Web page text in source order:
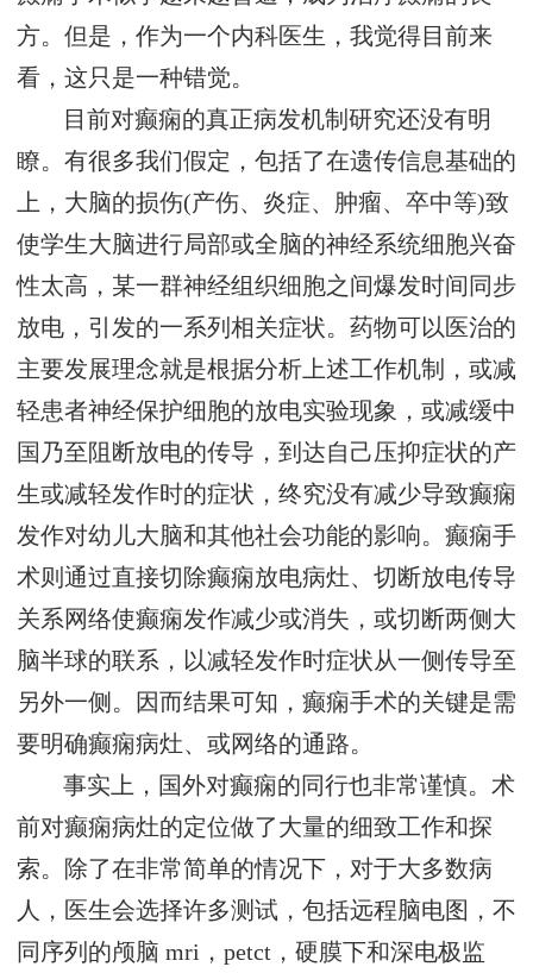
方。但是，作为一个内科医生，我觉得目前来
看，这只是一种错觉。
目前对癫痫的真正病发机制研究还没有明
瞭。有很多我们假定，包括了在遗传信息基础的
上，大脑的损伤(产伤、炎症、肿瘤、卒中等)致
使学生大脑进行局部或全脑的神经系统细胞兴奋
性太高，某一群神经组织细胞之间爆发时间同步
放电，引发的一系列相关症状。药物可以医治的
主要发展理念就是根据分析上述工作机制，或减
轻患者神经保护细胞的放电实验现象，或减缓中
国乃至阻断放电的传导，到达自己压抑症状的产
生或减轻发作时的症状，终究没有减少导致癫痫
发作对幼儿大脑和其他社会功能的影响。癫痫手
术则通过直接切除癫痫放电病灶、切断放电传导
关系网络使癫痫发作减少或消失，或切断两侧大
脑半球的联系，以减轻发作时症状从一侧传导至
另外一侧。因而结果可知，癫痫手术的关键是需
要明确癫痫病灶、或网络的通路。
事实上，国外对癫痫的同行也非常谨慎。术
前对癫痫病灶的定位做了大量的细致工作和探
索。除了在非常简单的情况下，对于大多数病
人，医生会选择许多测试，包括远程脑电图，不
同序列的颅脑 mri，petct，硬膜下和深电极监